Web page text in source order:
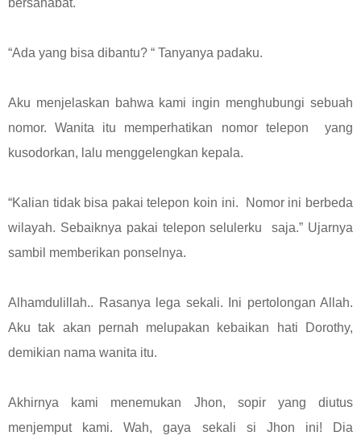
“Ada yang bisa dibantu? “ Tanyanya padaku.
Aku menjelaskan bahwa kami ingin menghubungi sebuah
nomor. Wanita itu memperhatikan nomor telepon yang
kusodorkan, lalu menggelengkan kepala.
“Kalian tidak bisa pakai telepon koin ini. Nomor ini berbeda
wilayah. Sebaiknya pakai telepon selulerku saja.” Ujarnya
sambil memberikan ponselnya.
Alhamdulillah.. Rasanya lega sekali. Ini pertolongan Allah.
Aku tak akan pernah melupakan kebaikan hati Dorothy,
demikian nama wanita itu.
Akhirnya kami menemukan Jhon, sopir yang diutus
menjemput kami. Wah, gaya sekali si Jhon ini! Dia